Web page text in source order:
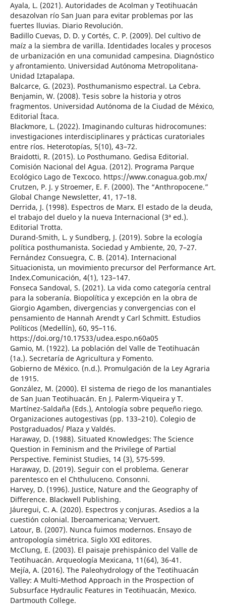
Ayala, L. (2021). Autoridades de Acolman y Teotihuacán
desazolvan río San Juan para evitar problemas por las
fuertes lluvias. Diario Revolución.
Badillo Cuevas, D. D. y Cortés, C. P. (2009). Del cultivo de
maíz a la siembra de varilla. Identidades locales y procesos
de urbanización en una comunidad campesina. Diagnóstico
y afrontamiento. Universidad Autónoma Metropolitana-
Unidad Iztapalapa.
Balcarce, G. (2023). Posthumanismo espectral. La Cebra.
Benjamin, W. (2008). Tesis sobre la historia y otros
fragmentos. Universidad Autónoma de la Ciudad de México,
Editorial Ítaca.
Blackmore, L. (2022). Imaginando culturas hidrocomunes:
investigaciones interdisciplinares y prácticas curatoriales
entre ríos. Heterotopías, 5(10), 43–72.
Braidotti, R. (2015). Lo Posthumano. Gedisa Editorial.
Comisión Nacional del Agua. (2012). Programa Parque
Ecológico Lago de Texcoco. https://www.conagua.gob.mx/
Crutzen, P. J. y Stroemer, E. F. (2000). The “Anthropocene.”
Global Change Newsletter, 41, 17–18.
Derrida, J. (1998). Espectros de Marx. El estado de la deuda,
el trabajo del duelo y la nueva Internacional (3ª ed.).
Editorial Trotta.
Durand-Smith, L. y Sundberg, J. (2019). Sobre la ecología
política posthumanista. Sociedad y Ambiente, 20, 7–27.
Fernández Consuegra, C. B. (2014). Internacional
Situacionista, un movimiento precursor del Performance Art.
Index.Comunicación, 4(1), 123–147.
Fonseca Sandoval, S. (2021). La vida como categoría central
para la soberanía. Biopolítica y excepción en la obra de
Giorgio Agamben, divergencias y convergencias con el
pensamiento de Hannah Arendt y Carl Schmitt. Estudios
Políticos (Medellín), 60, 95–116.
https://doi.org/10.17533/udea.espo.n60a05
Gamio, M. (1922). La población del Valle de Teotihuacán
(1a.). Secretaría de Agricultura y Fomento.
Gobierno de México. (n.d.). Promulgación de la Ley Agraria
de 1915.
González, M. (2000). El sistema de riego de los manantiales
de San Juan Teotihuacán. En J. Palerm-Viqueira y T.
Martínez-Saldaña (Eds.), Antología sobre pequeño riego.
Organizaciones autogestivas (pp. 133–210). Colegio de
Postgraduados/ Plaza y Valdés.
Haraway, D. (1988). Situated Knowledges: The Science
Question in Feminism and the Privilege of Partial
Perspective. Feminist Studies, 14 (3), 575-599.
Haraway, D. (2019). Seguir con el problema. Generar
parentesco en el Chthuluceno. Consonni.
Harvey, D. (1996). Justice, Nature and the Geography of
Difference. Blackwell Publishing.
Jáuregui, C. A. (2020). Espectros y conjuras. Asedios a la
cuestión colonial. Iberoamericana; Vervuert.
Latour, B. (2007). Nunca fuimos modernos. Ensayo de
antropología simétrica. Siglo XXI editores.
McClung, E. (2003). El paisaje prehispánico del Valle de
Teotihuacán. Arqueología Mexicana, 11(64), 36-41.
Mejía, A. (2016). The Paleohydrology of the Teotihuacán
Valley: A Multi-Method Approach in the Prospection of
Subsurface Hydraulic Features in Teotihuacán, Mexico.
Dartmouth College.